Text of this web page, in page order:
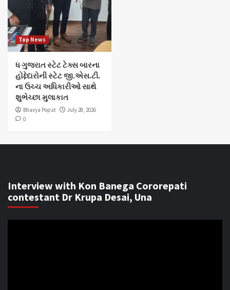
Top News
ધ ગુજરાત સ્ટેટ ટેક્સ બારના
હોદ્દેદારોની સ્ટેટ જી.એસ.ટી.
ના ઉચ્ચ અધિકારીઓ સાથે
શુભેચ્છા મુલાકાત
Bhavya Popat
July 28, 2026
0
Interview with Kon Banega Cororepati
contestant Dr Krupa Desai, Una